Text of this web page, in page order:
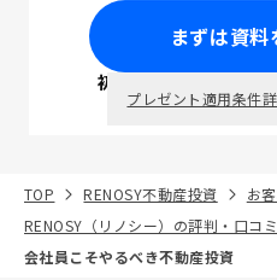
まずは資
初回面談で
プレゼント適用条件
TOP RENOSY不動産投資
お
RENOSY（リノシー）の評判・口コミ
会社員こそやるべき不動産投資